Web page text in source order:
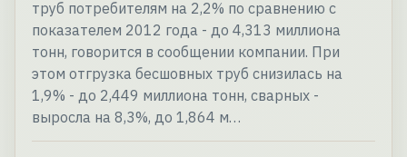
труб потребителям на 2,2% по сравнению с
показателем 2012 года - до 4,313 миллиона
тонн, говорится в сообщении компании. При
этом отгрузка бесшовных труб снизилась на
1,9% - до 2,449 миллиона тонн, сварных -
выросла на 8,3%, до 1,864 м…